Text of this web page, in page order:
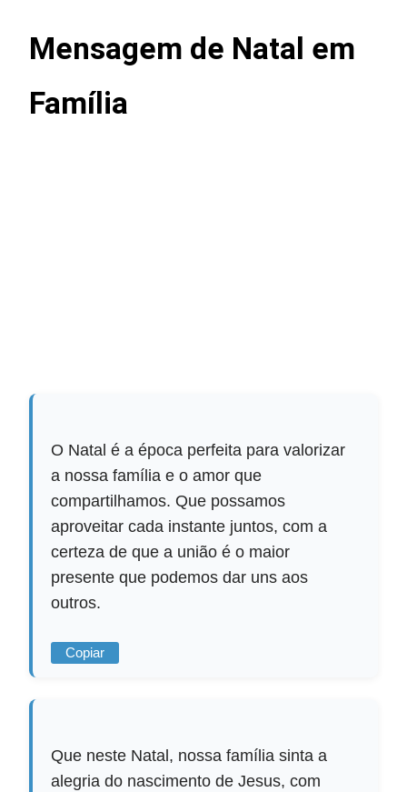
Mensagem de Natal em
Família
O Natal é a época perfeita para valorizar
a nossa família e o amor que
compartilhamos. Que possamos
aproveitar cada instante juntos, com a
certeza de que a união é o maior
presente que podemos dar uns aos
outros.
Copiar
Que neste Natal, nossa família sinta a
alegria do nascimento de Jesus, com